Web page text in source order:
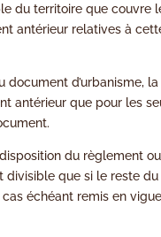
du territoire que couvre
antérieur relatives à
d’urbanisme,
antérieur que pour les
disposition du règlement
que si le reste
échéant remis en